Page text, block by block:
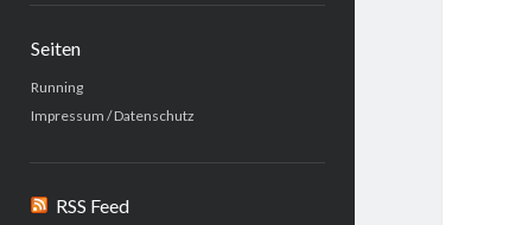
Seiten
Running
Impressum / Datenschutz
RSS Feed